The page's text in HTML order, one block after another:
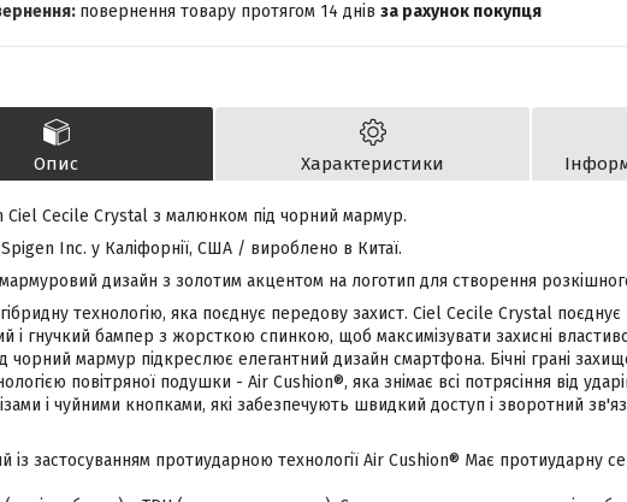
повернення товару протягом 14 днів за рахунок покупця
Опис Характеристики
Ciel Cecile Crystal з малюнком під чорний мармур.
Inc. у Каліфорнії, США / вироблено в Китаї.
дизайн з золотим акцентом на логотип для створення
технологію, яка поєднує передову захист. Ciel Cecile Crystal поєднує
і гнучкий бампер з жорсткою спинкою, щоб максимізувати захисні
чорний мармур підкреслює елегантний дизайн смартфона. Бічні грані
повітряної подушки - Air Cushion®, яка знімає всі потрясіння від
і чуйними кнопками, які забезпечують швидкий доступ і зворотний
із застосуванням протиударною технології Air Cushion® Має протиударну